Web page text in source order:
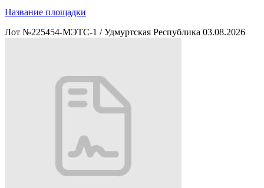
Название площадки
Лот №225454-МЭТС-1 / Удмуртская Республика 03.08.2026